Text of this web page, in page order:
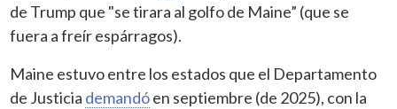
de Trump que "se tirara al golfo de Maine” (que se
fuera a freír espárragos).
Maine estuvo entre los estados que el Departamento
de Justicia demandóen septiembre (de 2025), con la